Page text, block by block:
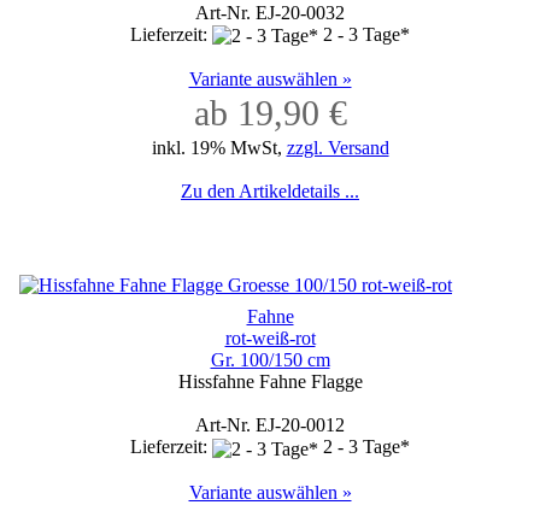
Art-Nr. EJ-20-0032
Lieferzeit:
2 - 3 Tage*
Variante auswählen »
ab 19,90 €
inkl. 19% MwSt, zzgl. Versand
Zu den Artikeldetails ...
Fahne
rot-weiß-rot
Gr. 100/150 cm
Hissfahne Fahne Flagge
Art-Nr. EJ-20-0012
Lieferzeit:
2 - 3 Tage*
Variante auswählen »